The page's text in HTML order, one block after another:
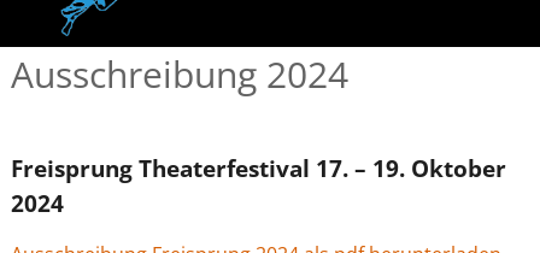
Ausschreibung 2024
Freisprung Theaterfestival 17. – 19. Oktober
2024